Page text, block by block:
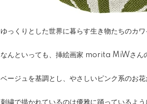
ゆっくりとした世界に暮らす生き物たちのカワ
なんといっても、挿絵画家 morita MiWさん
ベージュを基調とし、やさしいピンク系のお